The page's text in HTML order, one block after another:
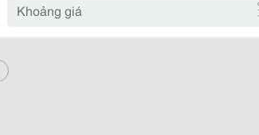
Khoảng giá